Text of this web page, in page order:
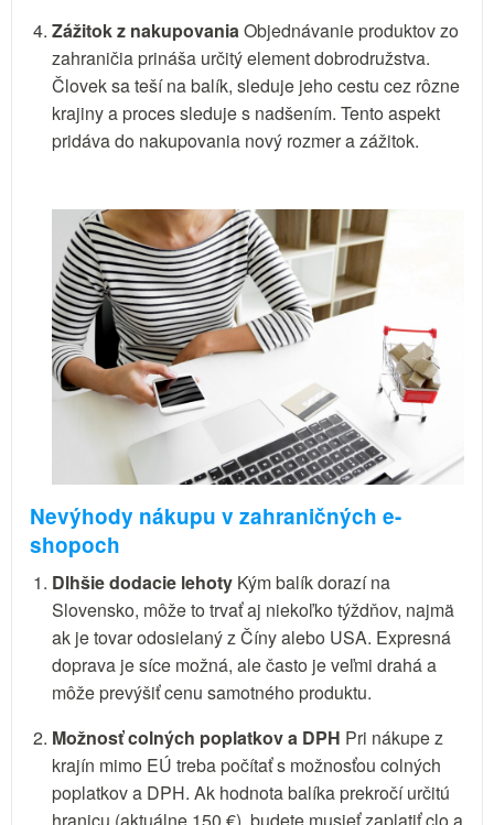
Zážitok z nakupovaniaObjednávanie produktov zo
zahraničia prináša určitý element dobrodružstva.
Človek sa teší na balík, sleduje jeho cestu cez rôzne
krajiny a proces sleduje s nadšením. Tento aspekt
pridáva do nakupovania nový rozmer a zážitok.
Nevýhody nákupu v zahraničných e-
shopoch
Dlhšie dodacie lehoty Kým balík dorazí na
Slovensko, môže to trvať aj niekoľko týždňov, najmä
ak je tovar odosielaný z Číny alebo USA. Expresná
doprava je síce možná, ale často je veľmi drahá a
môže prevýšiť cenu samotného produktu.
Možnosť colných poplatkov a DPH Pri nákupe z
krajín mimo EÚ treba počítať s možnosťou colných
poplatkov a DPH. Ak hodnota balíka prekročí určitú
hranicu (aktuálne 150 €), budete musieť zaplatiť clo a